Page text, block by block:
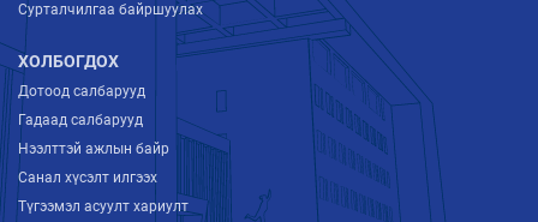
Сурталчилгаа байршуулах
ХОЛБОГДОХ
Дотоод салбарууд
Гадаад салбарууд
Нээлттэй ажлын байр
Санал хүсэлт илгээх
Түгээмэл асуулт хариулт